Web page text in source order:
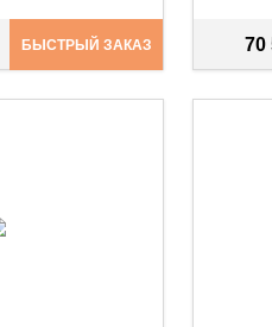
БЫСТРЫЙ ЗАКАЗ 70